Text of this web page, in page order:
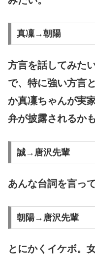
真凜→朝陽
方言を話してみた
で、特に強い方言
か真凜ちゃんが実
弁が披露されるか
誠→唐沢先輩
あんな台詞を言っ
朝陽→唐沢先輩
とにかくイケボ。